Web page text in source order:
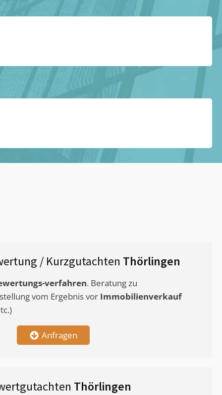
/ Kurzgutachten Thörlingen
verfahren. Beratung zu
vom Ergebnis vor Immobilienverkauf
Anfragen
Thörlingen